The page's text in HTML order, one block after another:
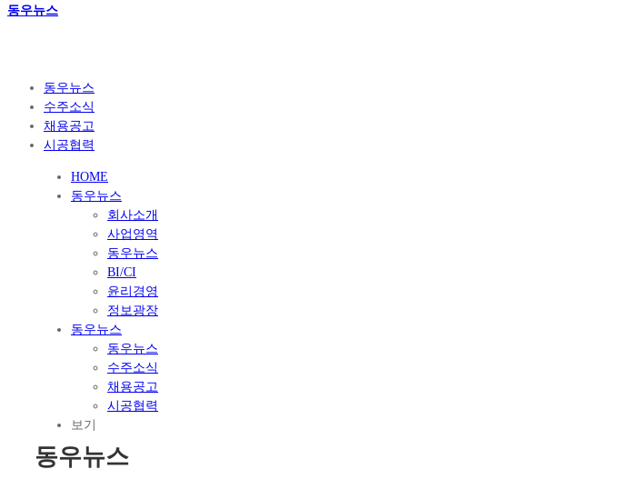
동우뉴스
동우뉴스
수주소식
채용공고
시공협력
HOME
동우뉴스
회사소개
사업영역
동우뉴스
BI/CI
윤리경영
정보광장
동우뉴스
동우뉴스
수주소식
채용공고
시공협력
보기
동우뉴스